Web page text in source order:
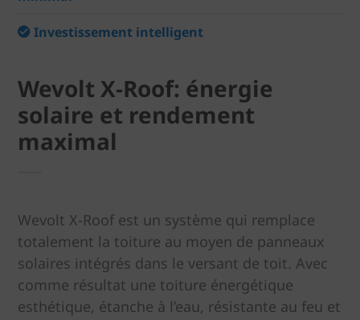
Investissement intelligent
Wevolt X-Roof: énergie
solaire et rendement
maximal
Wevolt X-Roof est un système qui remplace
totalement la toiture au moyen de panneaux
solaires intégrés dans le versant de toit. Avec
comme résultat une toiture énergétique
esthétique, étanche à l’eau, résistante au feu et